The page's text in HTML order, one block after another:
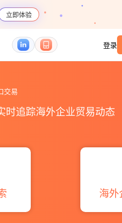
立即体验
登录
交易
时追踪海外企业贸易动态
海外